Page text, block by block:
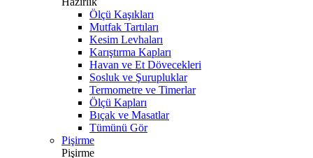
Ölçü Kaşıkları
Mutfak Tartıları
Kesim Levhaları
Karıştırma Kapları
Havan ve Et Dövecekleri
Sosluk ve Şurupluklar
Termometre ve Timerlar
Ölçü Kapları
Bıçak ve Masatlar
Tümünü Gör
Pişirme
Pişirme